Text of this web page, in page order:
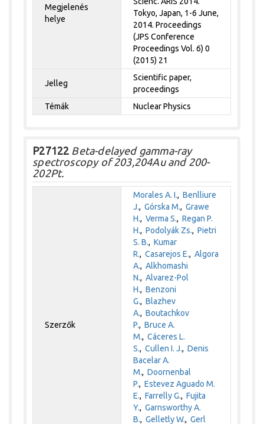
Megjelenés
helye
Tokyo, Japan, 1-6 June,
2014. Proceedings
(JPS Conference
Proceedings Vol. 6) 0
(2015) 21
Jelleg
Scientific paper,
proceedings
Témák
Nuclear Physics
P27122 Beta-delayed gamma-ray
spectroscopy of 203,204Au and 200-
202Pt.
Szerzők
Morales A. I.,Benlliure
J.,Górska M.,Grawe
H.,Verma S.,Regan P.
H.,Podolyák Zs.,Pietri
S. B.,Kumar
R.,Casarejos E.,Algora
A.,Alkhomashi
N.,Alvarez-Pol
H.,Benzoni
G.,Blazhev
A.,Boutachkov
P.,Bruce A.
M.,Cáceres L.
S.,Cullen I. J.,Denis
Bacelar A.
M.,Doornenbal
P.,Estevez Aguado M.
E.,Farrelly G.,Fujita
Y.,Garnsworthy A.
B.,Gelletly W.,Gerl